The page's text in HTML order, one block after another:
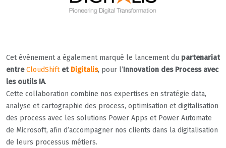
Cet événement a également marqué le lancement du partenariat
entreCloudShift et Digitalis, pour l’Innovation des Process avec
les outils IA.
Cette collaboration combine nos expertises en stratégie data,
analyse et cartographie des process, optimisation et digitalisation
des process avec les solutions Power Apps et Power Automate
de Microsoft, afin d’accompagner nos clients dans la digitalisation
de leurs processus métiers.